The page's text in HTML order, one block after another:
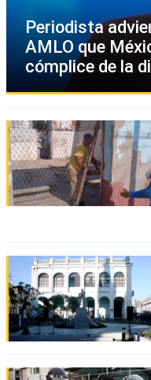
Periodista
AMLO que
cómplice de la